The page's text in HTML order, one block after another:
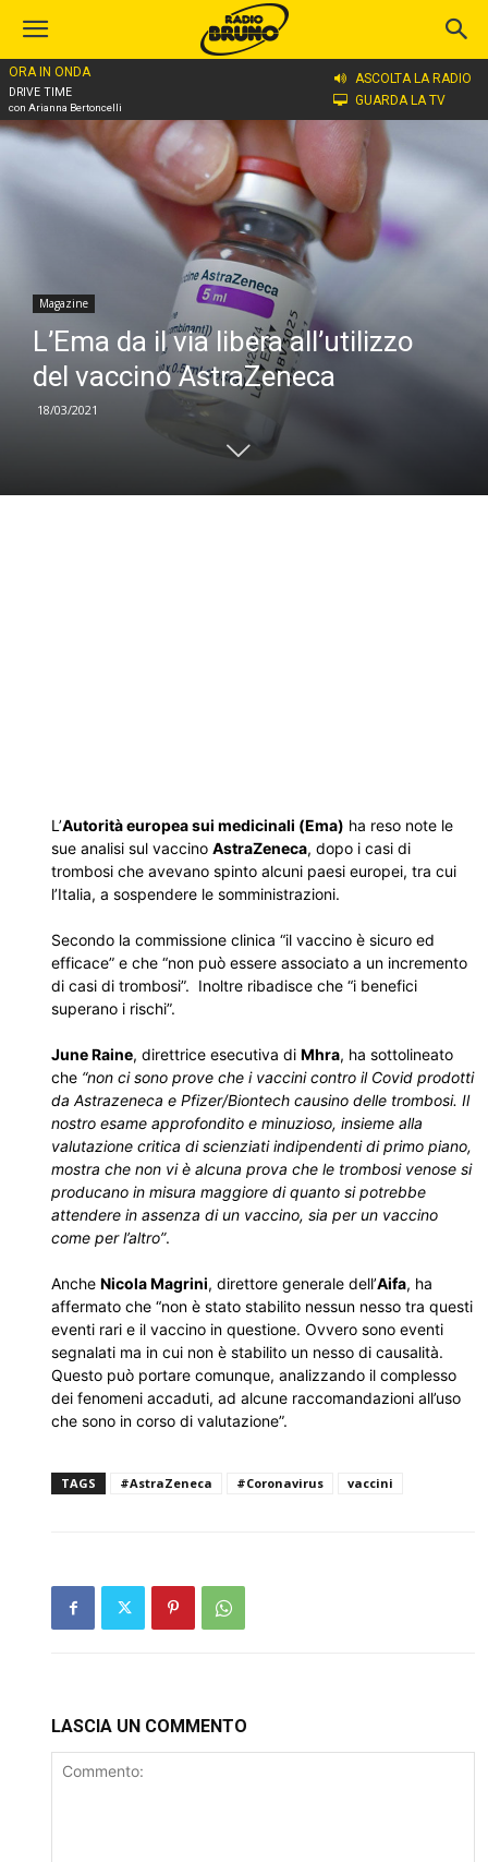
ORA IN ONDA
DRIVE TIME
con Arianna Bertoncelli
ASCOLTA LA RADIO
GUARDA LA TV
Home
Magazine
L’Ema da il via libera all’utilizzo
del vaccino AstraZeneca
18/03/2021
L’Autorità europea sui medicinali (Ema) ha reso note le
sue analisi sul vaccino AstraZeneca, dopo i casi di
trombosi che avevano spinto alcuni paesi europei, tra cui
l’Italia, a sospendere le somministrazioni.
Secondo la commissione clinica “il vaccino è sicuro ed
efficace” e che “non può essere associato a un incremento
di casi di trombosi”. Inoltre ribadisce che “i benefici
superano i rischi”.
June Raine, direttrice esecutiva di Mhra, ha sottolineato
che “non ci sono prove che i vaccini contro il Covid prodotti
da Astrazeneca e Pfizer/Biontech causino delle trombosi. Il
nostro esame approfondito e minuzioso, insieme alla
valutazione critica di scienziati indipendenti di primo piano,
mostra che non vi è alcuna prova che le trombosi venose si
producano in misura maggiore di quanto si potrebbe
attendere in assenza di un vaccino, sia per un vaccino
come per l’altro”.
Anche Nicola Magrini, direttore generale dell’Aifa, ha
affermato che “non è stato stabilito nessun nesso tra questi
eventi rari e il vaccino in questione. Ovvero sono eventi
segnalati ma in cui non è stabilito un nesso di causalità.
Questo può portare comunque, analizzando il complesso
dei fenomeni accaduti, ad alcune raccomandazioni all’uso
che sono in corso di valutazione”.
TAGS #AstraZeneca #Coronavirus vaccini
LASCIA UN COMMENTO